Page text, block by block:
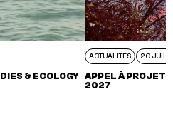
& ECOLOGY
ACTUALITÉS 20 JUIL
APPEL À
2027